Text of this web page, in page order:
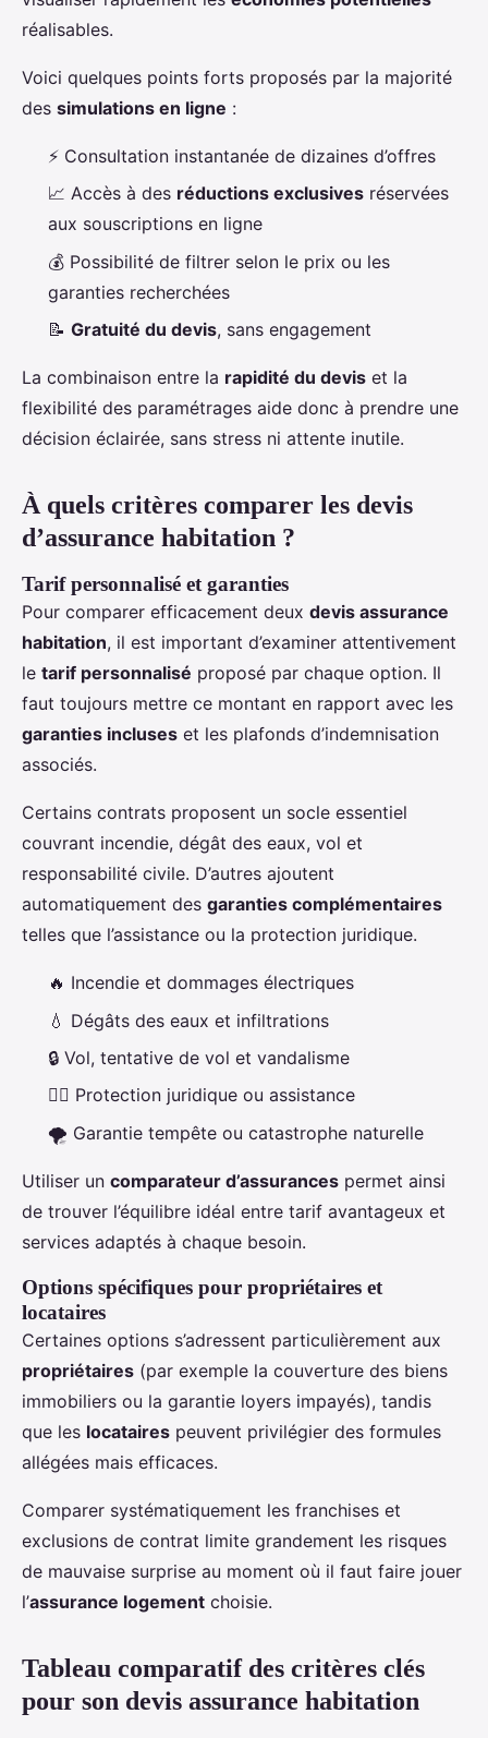
réalisables.
Voici quelques points forts proposés par la majorité
des simulations en ligne :
⚡ Consultation instantanée de dizaines d’offres
📈 Accès à des réductions exclusives réservées
aux souscriptions en ligne
💰 Possibilité de filtrer selon le prix ou les
garanties recherchées
📝 Gratuité du devis, sans engagement
La combinaison entre la rapidité du devis et la
flexibilité des paramétrages aide donc à prendre une
décision éclairée, sans stress ni attente inutile.
À quels critères comparer les devis
d’assurance habitation ?
Tarif personnalisé et garanties
Pour comparer efficacement deux devis assurance
habitation, il est important d’examiner attentivement
le tarif personnalisé proposé par chaque option. Il
faut toujours mettre ce montant en rapport avec les
garanties incluses et les plafonds d’indemnisation
associés.
Certains contrats proposent un socle essentiel
couvrant incendie, dégât des eaux, vol et
responsabilité civile. D’autres ajoutent
automatiquement des garanties complémentaires
telles que l’assistance ou la protection juridique.
🔥 Incendie et dommages électriques
💧 Dégâts des eaux et infiltrations
🔒 Vol, tentative de vol et vandalisme
👨‍⚖️ Protection juridique ou assistance
🌪️ Garantie tempête ou catastrophe naturelle
Utiliser un comparateur d’assurances permet ainsi
de trouver l’équilibre idéal entre tarif avantageux et
services adaptés à chaque besoin.
Options spécifiques pour propriétaires et
locataires
Certaines options s’adressent particulièrement aux
propriétaires (par exemple la couverture des biens
immobiliers ou la garantie loyers impayés), tandis
que les locataires peuvent privilégier des formules
allégées mais efficaces.
Comparer systématiquement les franchises et
exclusions de contrat limite grandement les risques
de mauvaise surprise au moment où il faut faire jouer
l’assurance logement choisie.
Tableau comparatif des critères clés
pour son devis assurance habitation